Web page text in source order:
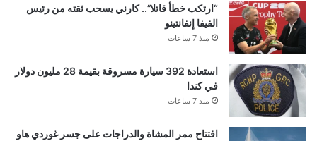
“ارتكب خطأ قاتلا”.. كارني يسحب ثقته من رئيس
الفيفا إنفانتينو
منذ 7 ساعات
استعادة 392 سيارة مسروقة بقيمة 28 مليون دولار
في كندا
منذ 7 ساعات
افتتاح ممر المشاة والدراجات على جسر غوردي هاو